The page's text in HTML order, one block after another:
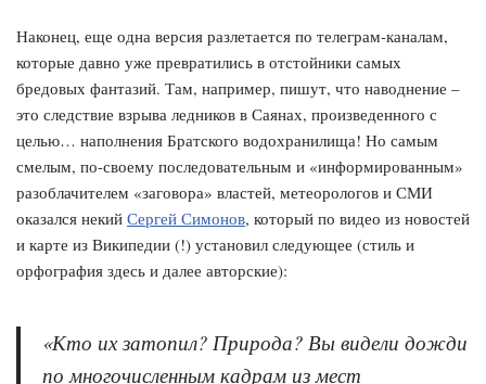
Наконец, еще одна версия разлетается по телеграм-каналам,
которые давно уже превратились в отстойники самых
бредовых фантазий. Там, например, пишут, что наводнение –
это следствие взрыва ледников в Саянах, произведенного с
целью… наполнения Братского водохранилища! Но самым
смелым, по-своему последовательным и «информированным»
разоблачителем «заговора» властей, метеорологов и СМИ
оказался некий Сергей Симонов, который по видео из новостей
и карте из Википедии (!) установил следующее (стиль и
орфография здесь и далее авторские):
«Кто их затопил? Природа? Вы видели дожди
по многочисленным кадрам из мест